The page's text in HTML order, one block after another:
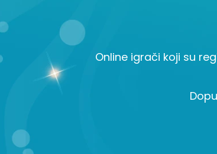
Online igrači koji su